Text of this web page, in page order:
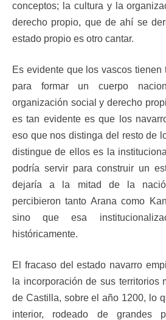
conceptos; la cultura y la
derecho propio, que de ahí se
estado propio es otro cantar.
Es evidente que los vascos tienen
para formar un cuerpo
organización social y derecho
es tan evidente es que los
eso que nos distinga del resto de
distingue de ellos es la
podría servir para construir un
dejaría a la mitad de la
percibieron tanto Arana como
sino que esa
históricamente.
El fracaso del estado navarro
la incorporación de sus territorios
de Castilla, sobre el año 1200, lo
interior, rodeado de grandes